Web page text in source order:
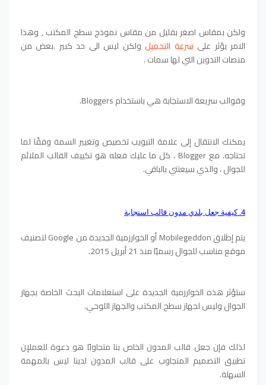
ولكن بمقاس اصغر بقليل من مقاس نموذج سطح المكتب , وهذا
الامر يؤثر على سرعة التحميلولكن ليس الى حد كبير .بعض من
منصات التدوين التي لها سمات .
وقوالب سريعة الاستجابة هي باستخدام Bloggers.
يمكنك الانتقال إلى علامة التبويب تخصيص وتغيير السمة وفقًا لما
تحتاجه.
مع Blogger ، كل ما عليك فعله هو تكييف القالب الملائم
للجوال ، والذي سيعتني بالباقي.
4. كيفية جعل بلدي مدون قالب استجابة
يتم إطلاق Mobilegeddon أو الخوارزمية الجديدة من Google لتصنيف
موقع مناسب للجوال رسميًا منذ 21 أبريل 2015.
ستؤثر هذه الخوارزمية الجديدة على استعلامات البحث الخاصة بجهاز
الجوالوليس لجهاز سطح المكتب والجهاز اللوحي.
لذلك فإن جعل قالب المدون الخاص بنا متجاوبًا هو دعوة للعملإن
تطبيق التصميم المتجاوب على قالب المدون لدينا ليس بالمهمة
السهلة.